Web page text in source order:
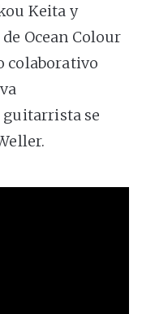
Keita y
Ocean Colour
colaborativo
guitarrista se